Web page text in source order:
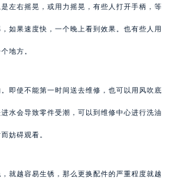
左右摇晃，或用力摇晃，有些人打开手柄，等
如果速度快，一个晚上看到效果。也有些人用
地方。
使不能第一时间送去维修，也可以用风吹底
水会导致零件受潮，可以到维修中心进行洗油
妨碍观看。
越容易生锈，那么更换配件的严重程度就越